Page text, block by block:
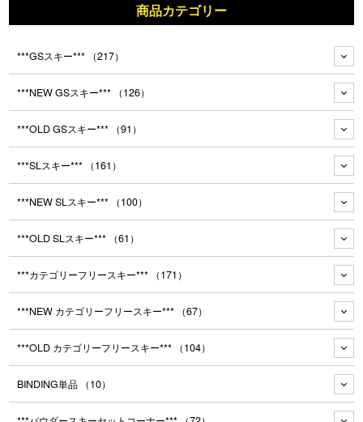
商品カテゴリー
***GSスキー*** （217）
***NEW GSスキー*** （126）
***OLD GSスキー*** （91）
***SLスキー*** （161）
***NEW SLスキー*** （100）
***OLD SLスキー*** （61）
***カテゴリーフリースキー*** （171）
***NEW カテゴリーフリースキー*** （67）
***OLD カテゴリーフリースキー*** （104）
BINDING単品 （10）